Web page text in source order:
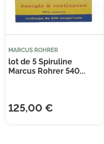
MARCUS ROHRER
lot de 5 Spiruline
Marcus Rohrer 540...
125,00 €
Je consens également à
promotionnelles. Consultez
confidentialité.